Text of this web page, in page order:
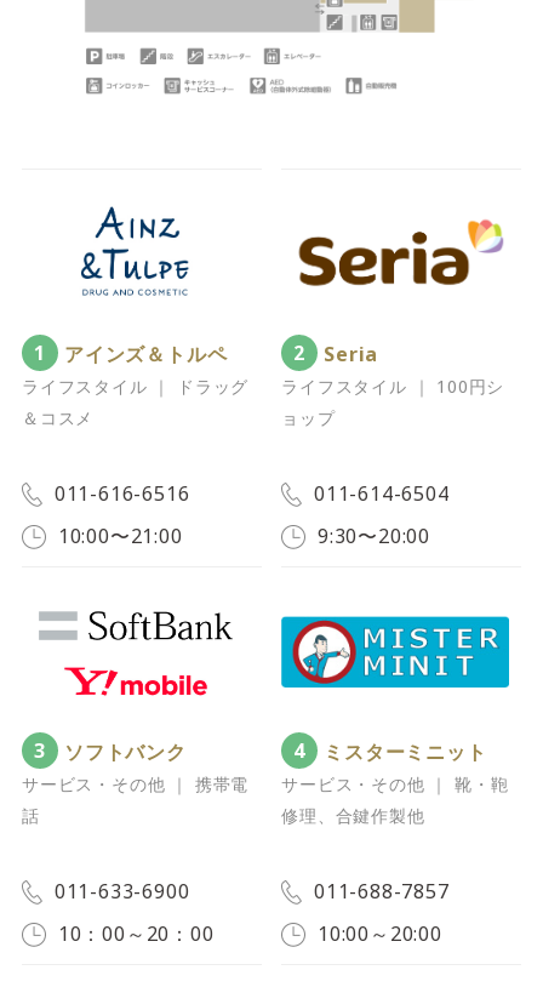
施設案内を見る
1 アインズ＆トルペ
ライフスタイル ｜ ドラッグ
＆コスメ
011-616-6516
10:00〜21:00
2 Seria
ライフスタイル ｜ 100円シ
ョップ
011-614-6504
9:30〜20:00
3 ソフトバンク
サービス・その他 ｜ 携帯電
話
011-633-6900
10：00～20：00
4 ミスターミニット
サービス・その他 ｜ 靴・鞄
修理、合鍵作製他
011-688-7857
10:00～20:00